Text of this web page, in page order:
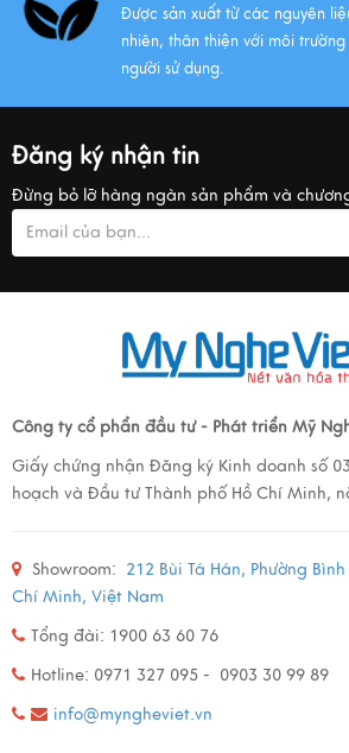
Được sản xuất từ các nguyên
nhiên, thân thiện với môi
người sử dụng.
Đăng ký nhận tin
Đừng bỏ lỡ hàng ngàn sản phẩm và
Công ty cổ phẩn đầu tư - Phát triển Mỹ
Giấy chứng nhận Đăng ký Kinh doanh số
hoạch và Đầu tư Thành phố Hồ Chí Minh,
Showroom: 212 Bùi Tá Hán, Phường
Chí Minh, Việt Nam
Tổng đài: 1900 63 60 76
Hotline: 0971 327 095 - 0903 30 99 89
info@myngheviet.vn